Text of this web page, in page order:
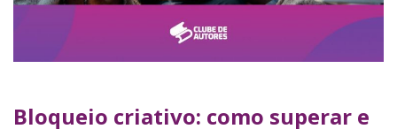
Bloqueio criativo: como superar e